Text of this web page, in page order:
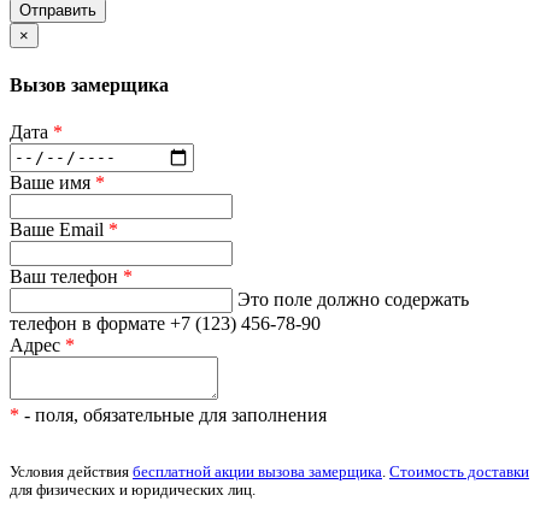
Отправить
×
Вызов замерщика
Дата *
Ваше имя *
Ваше Email *
Ваш телефон *
Это поле должно содержать
телефон в формате +7 (123) 456-78-90
Адрес *
* - поля, обязательные для заполнения
Условия действия бесплатной акции вызова замерщика Стоимость доставки
для физических и юридических лиц.